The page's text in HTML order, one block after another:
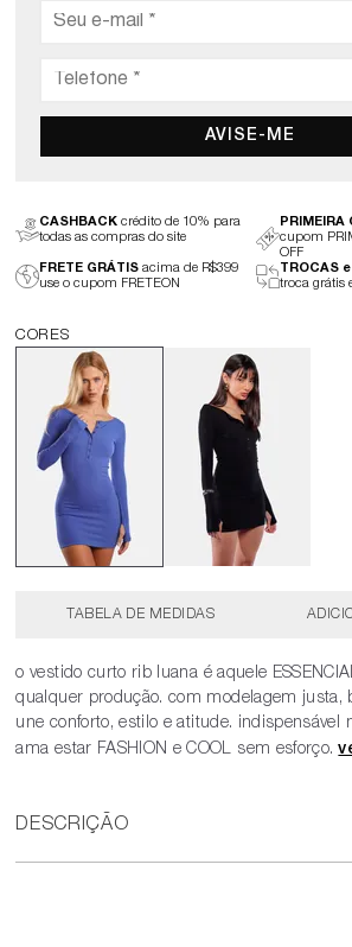
AVISE-ME
CASHBACK crédito de 10% para
todas as compras do site
PRIMEIRA
cupom
OFF
FRETE GRÁTIS acima de R$399
use o cupom FRETEON
TROCAS
troca grátis
TABELA DE MEDIDAS
o vestido curto rib luana é aquele
qualquer produção. com modelagem justa,
une conforto, estilo e atitude. indispensável
ama estar FASHION e COOL sem esforço.
DESCRIÇÃO